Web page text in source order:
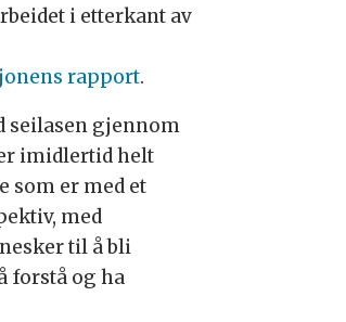
i etterkant av
rapport.
seilasen gjennom
imidlertid helt
som er med et
med
til å bli
forstå og ha